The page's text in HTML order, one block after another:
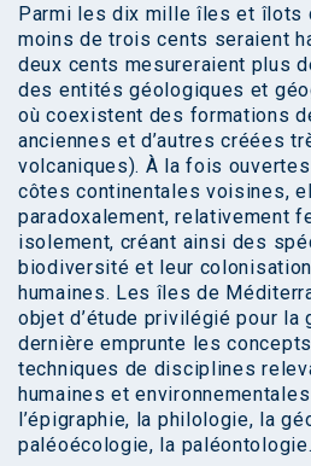
Parmi les dix mille îles et îlots
moins de trois cents seraient
deux cents mesureraient plus
des entités géologiques et
où coexistent des formations
anciennes et d’autres créées
volcaniques). À la fois
côtes continentales voisines,
paradoxalement, relativement
isolement, créant ainsi des
biodiversité et leur
humaines. Les îles de
objet d’étude privilégié pour la
dernière emprunte les
techniques de disciplines
humaines et
l’épigraphie, la philologie, la
paléoécologie, la